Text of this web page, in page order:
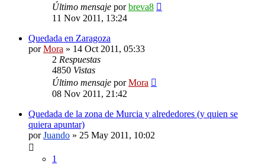
Último mensaje porbreva8
11 Nov 2011, 13:24
Quedada en Zaragoza
porMora » 14 Oct 2011, 05:33
2 Respuestas
4850 Vistas
Último mensaje porMora
08 Nov 2011, 21:42
Quedada de la zona de Murcia y alrededores (y quien se
quiera apuntar)
porJuando » 25 May 2011, 10:02
1